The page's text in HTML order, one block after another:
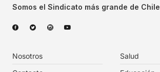
Somos el Sindicato más grande de Chile
Nosotros
Salud